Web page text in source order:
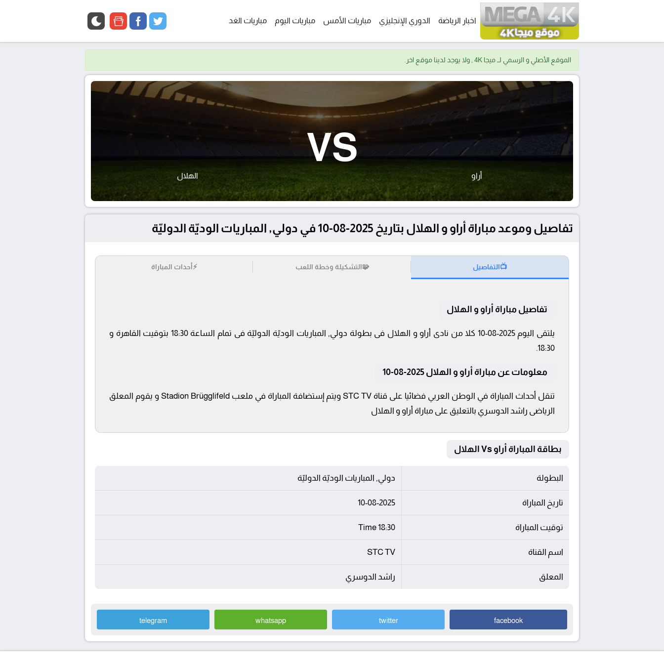
اخبار الرياضة الدوري الإنجليزي مباريات الأمس مباريات اليوم مباريات الغد twitter
facebook
google
الموقع الأصلي و الرسمي لــ ميجا 4K , ولا يوجد لدينا موقع اخر.
أراو
VS
الهلال
تفاصيل وموعد مباراة أراو و الهلال بتاريخ 2025-08-10 في دولي, المباريات الوديّة الدوليّة
📺التفاصيل 🧩التشكيلة وخطة اللعب ⚡أحداث المباراة
تفاصيل مباراة أراو و الهلال
يلتقى اليوم 2025-08-10 كلا من نادى أراو و الهلال فى بطولة دولي, المباريات الوديّة الدوليّة فى تمام الساعة 18:30 بتوقيت القاهرة و
18:30.
معلومات عن مباراة أراو و الهلال 2025-08-10
تنقل أحداث المباراة في الوطن العربي فضائيا على قناة STC TV ويتم إستضافة المباراة في ملعب Stadion Brügglifeld و يقوم المعلق
الرياضى راشد الدوسري بالتعليق على مباراة أراو و الهلال
بطاقة المباراة أراو Vs الهلال
البطولة دولي, المباريات الوديّة الدوليّة
تاريخ المباراة 10-08-2025
توقيت المباراة 18:30 Time
اسم القناة STC TV
المعلق راشد الدوسري
facebook
twitter
whatsapp
telegram